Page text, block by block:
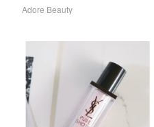
Adore Beauty